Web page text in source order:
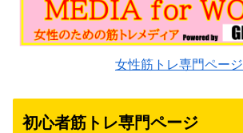
女性筋トレ専門ページ
初心者筋トレ専門ページ